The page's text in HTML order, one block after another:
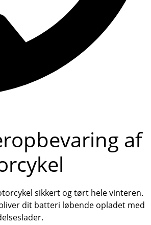
af
sikkert og tørt hele vinteren.
dit batteri løbende opladet med